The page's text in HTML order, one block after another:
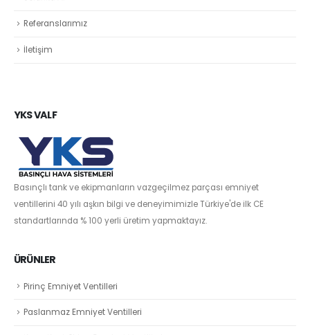
Referanslarımız
İletişim
YKS VALF
Basınçlı tank ve ekipmanların vazgeçilmez parçası emniyet
ventillerini 40 yılı aşkın bilgi ve deneyimimizle Türkiye'de ilk CE
standartlarında % 100 yerli üretim yapmaktayız.
ÜRÜNLER
Pirinç Emniyet Ventilleri
Paslanmaz Emniyet Ventilleri